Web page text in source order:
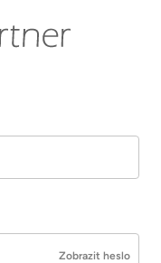
Zobrazit heslo